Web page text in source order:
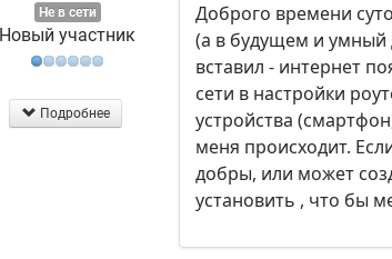
Не в сети
Новый участник
Подробнее
Доброго времени
(а в будущем и умный
вставил - интернет
сети в настройки
устройства
меня происходит.
добры, или может
установить , что бы